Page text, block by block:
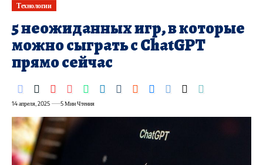
Технологии
5 неожиданных игр, в которые
можно сыграть с ChatGPT
прямо сейчас
14 апреля, 2025 5 Мин Чтения